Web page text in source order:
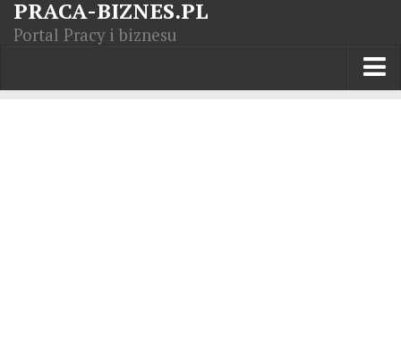
PRACA-BIZNES.PL
Portal Pracy i biznesu